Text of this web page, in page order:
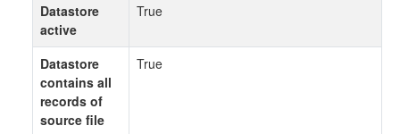
Datastore
active
True
Datastore
contains all
records of
source file
True